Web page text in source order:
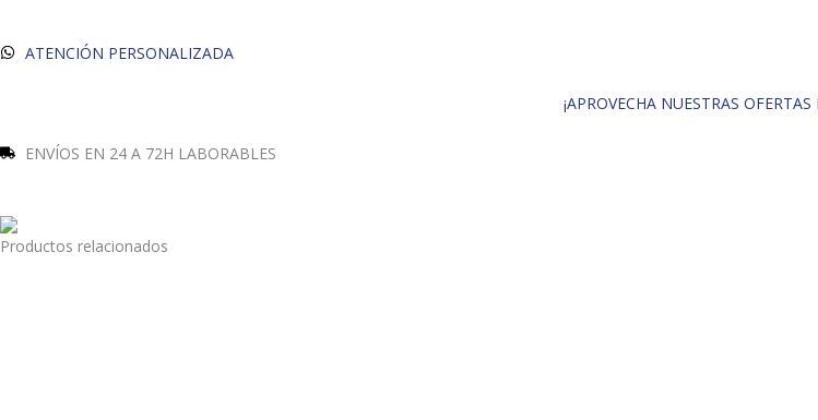
ATENCIÓN PERSONALIZADA
¡APROVECHA NUESTRAS OFERTAS
ENVÍOS EN 24 A 72H LABORABLES
Productos relacionados